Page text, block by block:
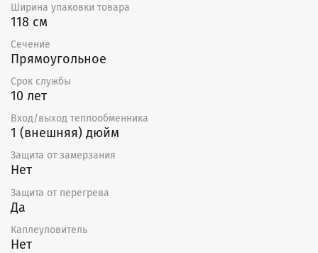
Ширина упаковки товара
118 см
Сечение
Прямоугольное
Срок службы
10 лет
Вход/выход теплообменника
1 (внешняя) дюйм
Защита от замерзания
Нет
Защита от перегрева
Да
Каплеуловитель
Нет